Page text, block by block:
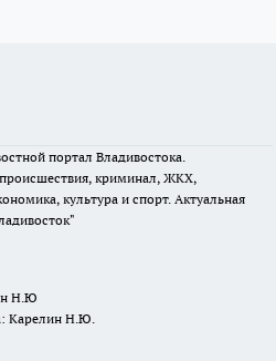
портал Владивостока.
криминал, ЖКХ,
культура и спорт. Актуальная
Н.Ю
Карелин Н.Ю.